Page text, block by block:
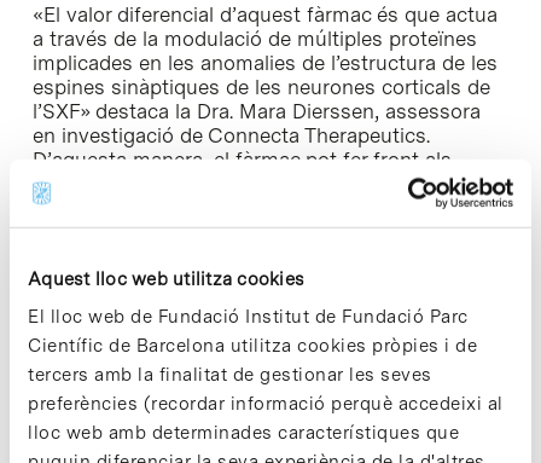
Aquest lloc web utilitza cookies
El lloc web de Fundació Institut de Fundació Parc
Científic de Barcelona utilitza cookies pròpies i de
tercers amb la finalitat de gestionar les seves
preferències (recordar informació perquè accedeixi al
lloc web amb determinades característiques que
«El valor diferencial d’aquest fàrmac és que actua
a través de la modulació de múltiples proteïnes
implicades en les anomalies de l’estructura de les
espines sinàptiques de les neurones corticals de
l’SXF» destaca la Dra. Mara Dierssen, assessora
en investigació de Connecta Therapeutics.
D’aquesta manera, el fàrmac pot fer front als
problemes que solen limitar la utilitat clínica de
molts tractaments farmacològics, especialment en
el sistema nerviós central. La Dra. Dierssen dirigeix
Centre de Regulació Genòmica (CRG), reconegut
internacionalment pels seus descobriments
pioners en discapacitat intel·lectual i síndrome de
Down, i ha participat activament en el
desenvolupament preclínic del fàrmac de
Connecta Therapeutics.
Per a Inveready aquesta és la vuitena inversió del